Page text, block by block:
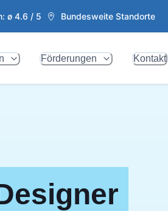
ø 4.6 / 5 Bundesweite Standorte
Förderungen Kontakt